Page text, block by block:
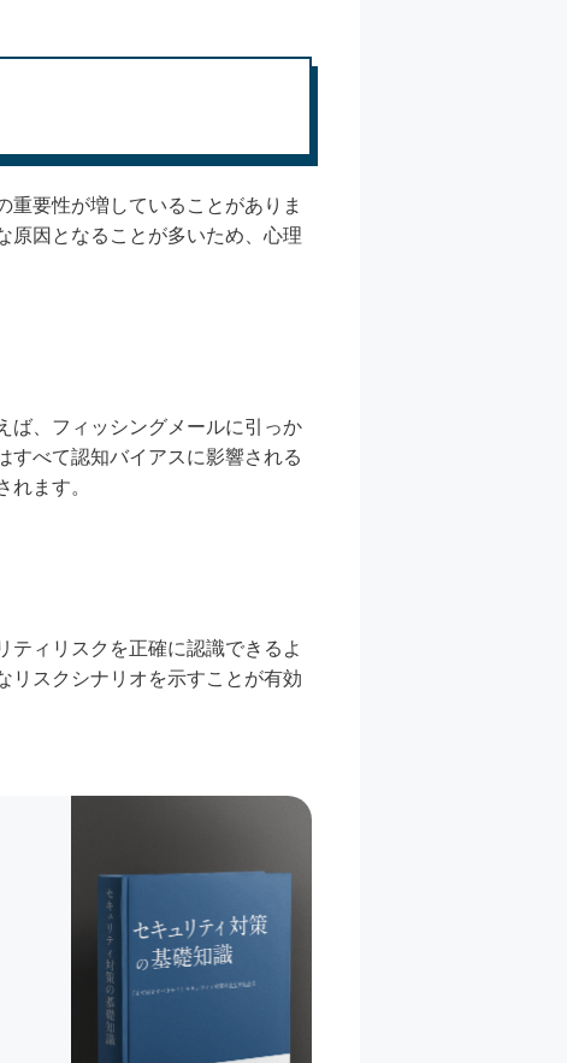
重要性が増していることがありま
原因となることが多いため、心理
ば、フィッシングメールに引っか
すべて認知バイアスに影響される
ます。
ティリスクを正確に認識できるよ
リスクシナリオを示すことが有効